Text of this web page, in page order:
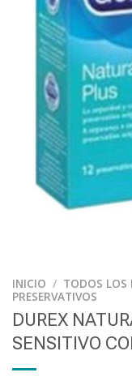
INICIO / TODOS LOS
PRESERVATIVOS
DUREX
SENSITIVO